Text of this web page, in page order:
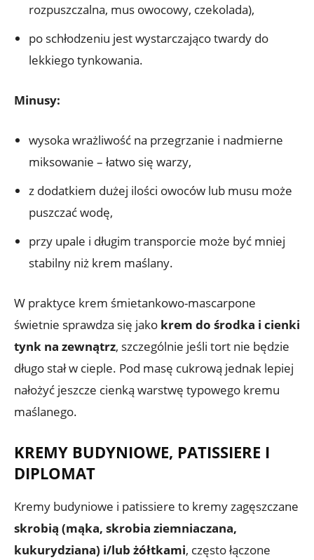
rozpuszczalna, mus owocowy, czekolada),
po schłodzeniu jest wystarczająco twardy do
lekkiego tynkowania.
Minusy:
wysoka wrażliwość na przegrzanie i nadmierne
miksowanie – łatwo się warzy,
z dodatkiem dużej ilości owoców lub musu może
puszczać wodę,
przy upale i długim transporcie może być mniej
stabilny niż krem maślany.
W praktyce krem śmietankowo-mascarpone
świetnie sprawdza się jako krem do środka i cienki
tynk na zewnątrz, szczególnie jeśli tort nie będzie
długo stał w cieple. Pod masę cukrową jednak lepiej
nałożyć jeszcze cienką warstwę typowego kremu
maślanego.
KREMY BUDYNIOWE, PATISSIERE I
DIPLOMAT
Kremy budyniowe i patissiere to kremy zagęszczane
skrobią (mąka, skrobia ziemniaczana,
kukurydziana) i/lub żółtkami, często łączone